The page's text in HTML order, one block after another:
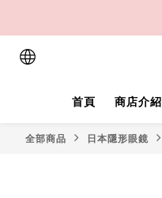
首頁
商店介紹
全部商品 日本隱形眼鏡